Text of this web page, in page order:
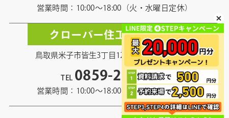
営業時間：10:00〜18:00（火・水曜日定休）
クローバー住工房 米子店
鳥取県米子市皆生3丁目12番地13 Google Map
TEL 0859-21-5968
営業時間：10:00〜18:00（火・水曜日定休）